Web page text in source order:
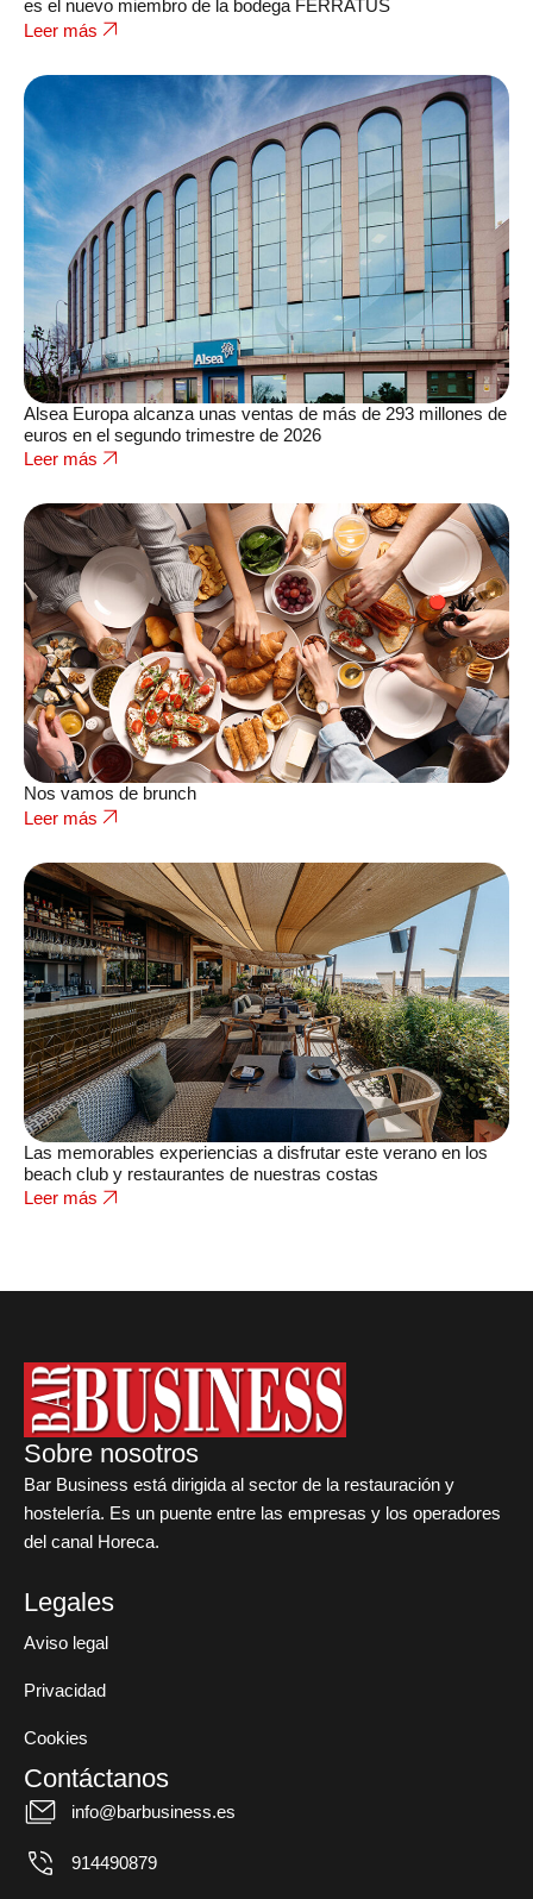
es el nuevo miembro de la bodega FERRATUS
Leer más
Alsea Europa alcanza unas ventas de más de 293 millones de
euros en el segundo trimestre de 2026
Leer más
Nos vamos de brunch
Leer más
Las memorables experiencias a disfrutar este verano en los
beach club y restaurantes de nuestras costas
Leer más
Sobre nosotros
Bar Business está dirigida al sector de la restauración y
hostelería. Es un puente entre las empresas y los operadores
del canal Horeca.
Legales
Aviso legal
Privacidad
Cookies
Contáctanos
info@barbusiness.es
914490879